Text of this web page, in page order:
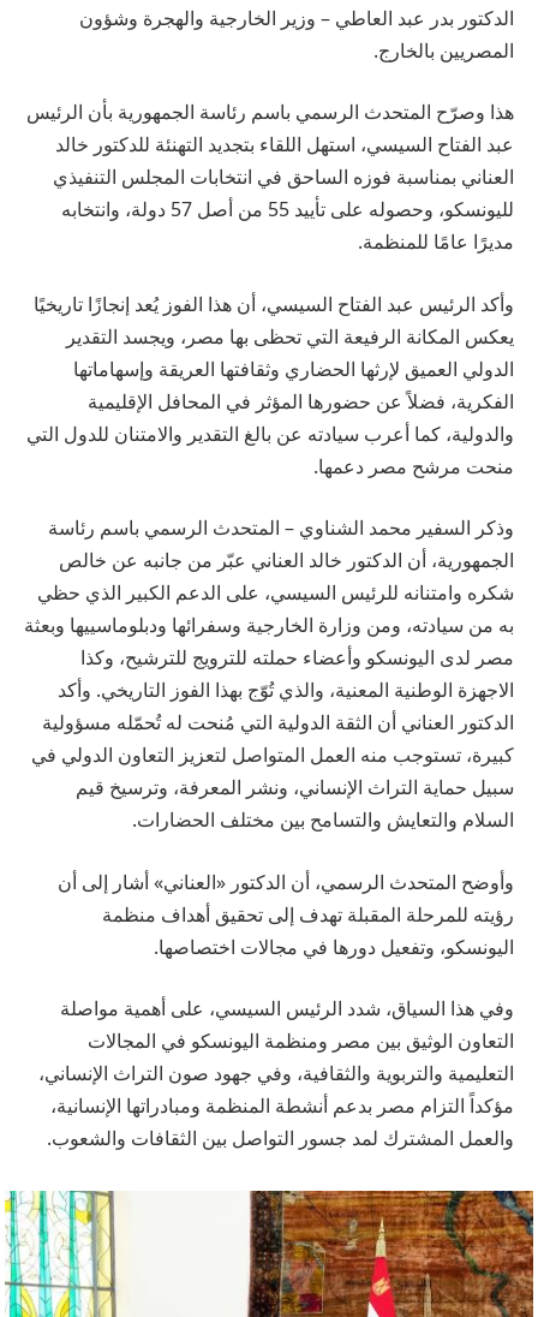
الدكتور بدر عبد العاطي – وزير الخارجية والهجرة وشؤون
المصريين بالخارج.
هذا وصرّح المتحدث الرسمي باسم رئاسة الجمهورية بأن الرئيس
عبد الفتاح السيسي، استهل اللقاء بتجديد التهنئة للدكتور خالد
العناني بمناسبة فوزه الساحق في انتخابات المجلس التنفيذي
لليونسكو، وحصوله على تأييد 55 من أصل 57 دولة، وانتخابه
مديرًا عامًا للمنظمة.
وأكد الرئيس عبد الفتاح السيسي، أن هذا الفوز يُعد إنجازًا تاريخيًا
يعكس المكانة الرفيعة التي تحظى بها مصر، ويجسد التقدير
الدولي العميق لإرثها الحضاري وثقافتها العريقة وإسهاماتها
الفكرية، فضلاً عن حضورها المؤثر في المحافل الإقليمية
والدولية، كما أعرب سيادته عن بالغ التقدير والامتنان للدول التي
منحت مرشح مصر دعمها.
وذكر السفير محمد الشناوي – المتحدث الرسمي باسم رئاسة
الجمهورية، أن الدكتور خالد العناني عبّر من جانبه عن خالص
شكره وامتنانه للرئيس السيسي، على الدعم الكبير الذي حظي
به من سيادته، ومن وزارة الخارجية وسفرائها ودبلوماسييها وبعثة
مصر لدى اليونسكو وأعضاء حملته للترويج للترشيح، وكذا
الاجهزة الوطنية المعنية، والذي تُوّج بهذا الفوز التاريخي. وأكد
الدكتور العناني أن الثقة الدولية التي مُنحت له تُحمّله مسؤولية
كبيرة، تستوجب منه العمل المتواصل لتعزيز التعاون الدولي في
سبيل حماية التراث الإنساني، ونشر المعرفة، وترسيخ قيم
السلام والتعايش والتسامح بين مختلف الحضارات.
وأوضح المتحدث الرسمي، أن الدكتور «العناني» أشار إلى أن
رؤيته للمرحلة المقبلة تهدف إلى تحقيق أهداف منظمة
اليونسكو، وتفعيل دورها في مجالات اختصاصها.
وفي هذا السياق، شدد الرئيس السيسي، على أهمية مواصلة
التعاون الوثيق بين مصر ومنظمة اليونسكو في المجالات
التعليمية والتربوية والثقافية، وفي جهود صون التراث الإنساني،
مؤكداً التزام مصر بدعم أنشطة المنظمة ومبادراتها الإنسانية،
والعمل المشترك لمد جسور التواصل بين الثقافات والشعوب.